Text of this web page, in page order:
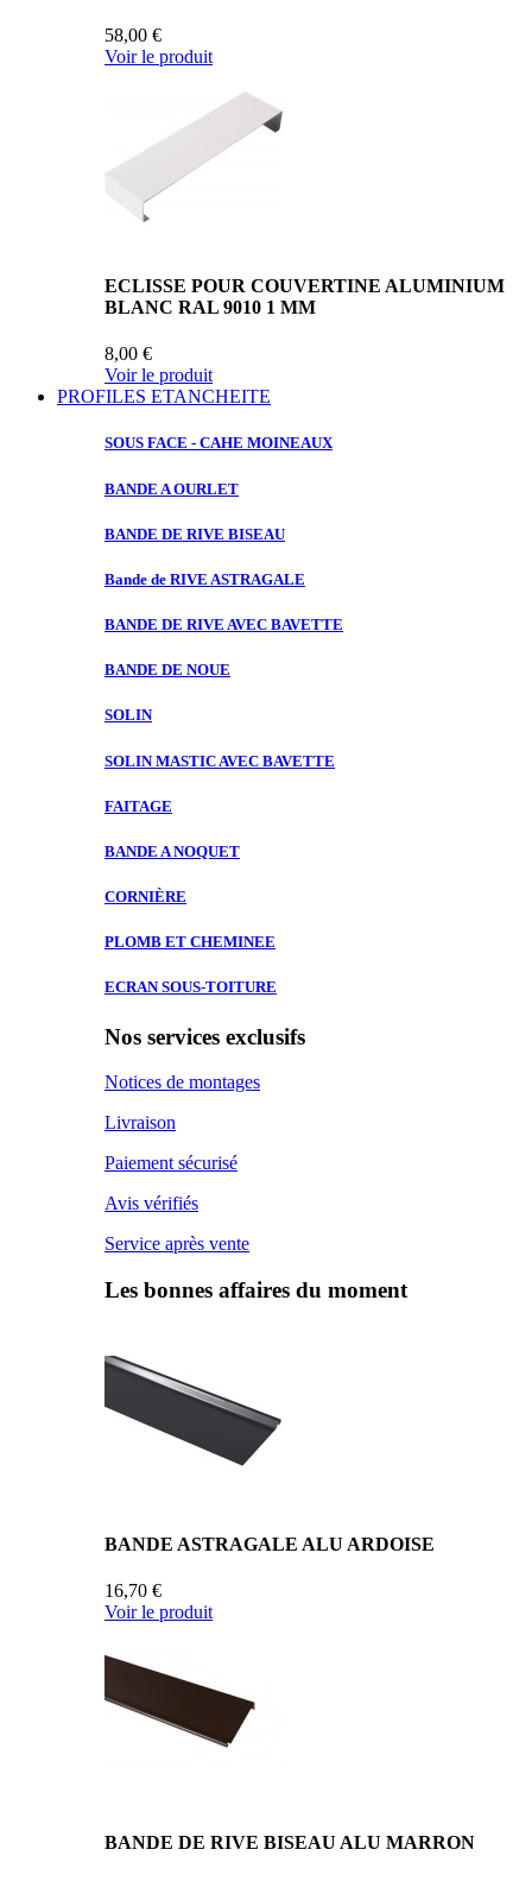
58,00 €
Voir le produit
ECLISSE POUR COUVERTINE ALUMINIUM
BLANC RAL 9010 1 MM
8,00 €
Voir le produit
PROFILES ETANCHEITE
SOUS FACE - CAHE MOINEAUX
BANDE AOURLET
BANDE DE RIVE BISEAU
Bande de RIVE ASTRAGALE
BANDE DE RIVE AVEC BAVETTE
BANDE DE NOUE
SOLIN
SOLIN MASTIC AVEC BAVETTE
FAITAGE
BANDE ANOQUET
CORNIÈRE
PLOMB ET CHEMINEE
ECRAN SOUS-TOITURE
Nos services exclusifs
Notices de montages
Livraison
Paiement sécurisé
Avis vérifiés
Service après vente
Les bonnes affaires du moment
BANDE ASTRAGALE ALU ARDOISE
16,70 €
Voir le produit
BANDE DE RIVE BISEAU ALU MARRON